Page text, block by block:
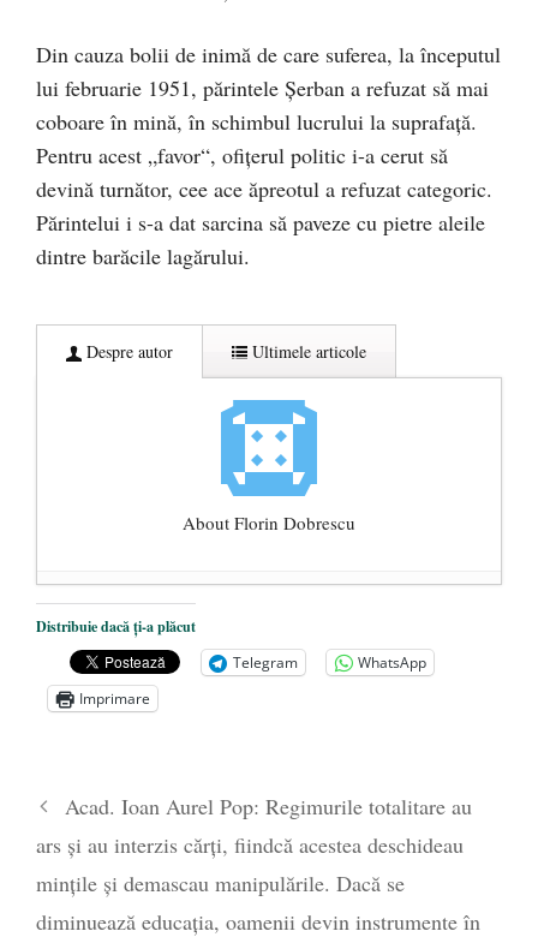
Din cauza bolii de inimă de care suferea, la începutul
lui februarie 1951, părintele Şerban a refuzat să mai
coboare în mină, în schimbul lucrului la suprafaţă.
Pentru acest „favor“, ofiţerul politic i-a cerut să
devină turnător, cee ace ăpreotul a refuzat categoric.
Părintelui i s-a dat sarcina să paveze cu pietre aleile
dintre barăcile lagărului.
Despre autor Ultimele articole
About Florin Dobrescu
Mărturisire. Despre Mișcarea Legionară și
alte sperietori ale acestor zile - 26
noiembrie 2024
A mai plecat un luptător făgărăşean.
Distribuie dacă ți-a plăcut
Telegram
WhatsApp
Imprimare
Acad. Ioan Aurel Pop: Regimurile totalitare au
ars și au interzis cărți, fiindcă acestea deschideau
mințile și demascau manipulările. Dacă se
diminuează educația, oamenii devin instrumente în